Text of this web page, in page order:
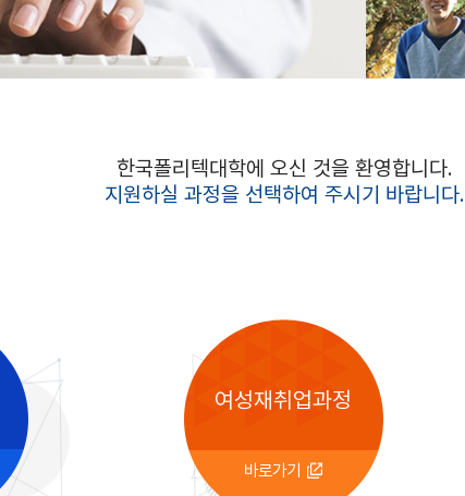
한국폴리텍대학에 오신 것을 환영합니다.
지원하실 과정을 선택하여 주시기 바랍니다.
여성재취업과정
바로가기